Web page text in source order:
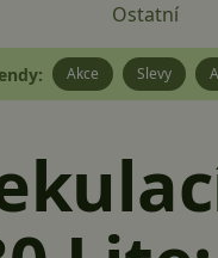
Ostatní
Akce Slevy